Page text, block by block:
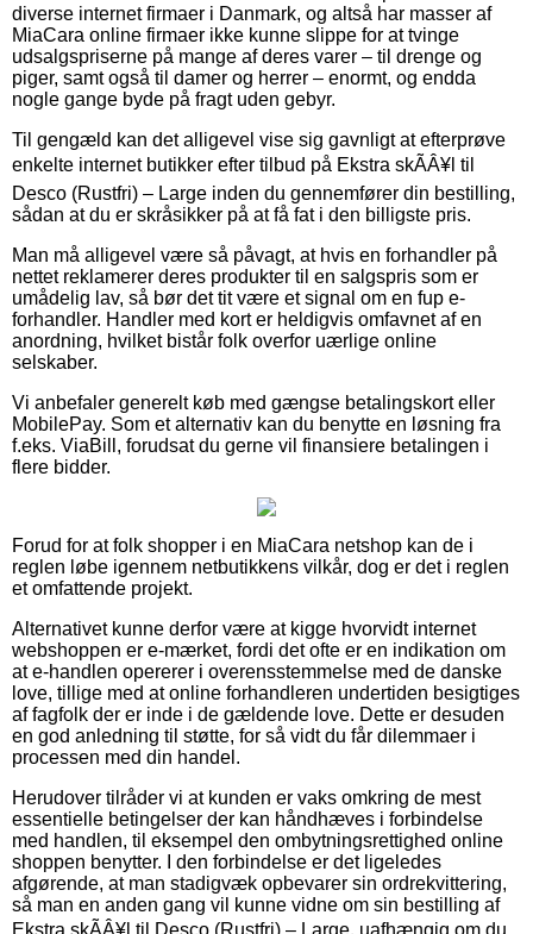
diverse internet firmaer i Danmark, og altså har masser af
MiaCara online firmaer ikke kunne slippe for at tvinge
udsalgspriserne på mange af deres varer – til drenge og
piger, samt også til damer og herrer – enormt, og endda
nogle gange byde på fragt uden gebyr.
Til gengæld kan det alligevel vise sig gavnligt at efterprøve
enkelte internet butikker efter tilbud på Ekstra skÃÂ¥l til
Desco (Rustfri) – Large inden du gennemfører din bestilling,
sådan at du er skråsikker på at få fat i den billigste pris.
Man må alligevel være så påvagt, at hvis en forhandler på
nettet reklamerer deres produkter til en salgspris som er
umådelig lav, så bør det tit være et signal om en fup e-
forhandler. Handler med kort er heldigvis omfavnet af en
anordning, hvilket bistår folk overfor uærlige online
selskaber.
Vi anbefaler generelt køb med gængse betalingskort eller
MobilePay. Som et alternativ kan du benytte en løsning fra
f.eks. ViaBill, forudsat du gerne vil finansiere betalingen i
flere bidder.
Forud for at folk shopper i en MiaCara netshop kan de i
reglen løbe igennem netbutikkens vilkår, dog er det i reglen
et omfattende projekt.
Alternativet kunne derfor være at kigge hvorvidt internet
webshoppen er e-mærket, fordi det ofte er en indikation om
at e-handlen opererer i overensstemmelse med de danske
love, tillige med at online forhandleren undertiden besigtiges
af fagfolk der er inde i de gældende love. Dette er desuden
en god anledning til støtte, for så vidt du får dilemmaer i
processen med din handel.
Herudover tilråder vi at kunden er vaks omkring de mest
essentielle betingelser der kan håndhæves i forbindelse
med handlen, til eksempel den ombytningsrettighed online
shoppen benytter. I den forbindelse er det ligeledes
afgørende, at man stadigvæk opbevarer sin ordrekvittering,
så man en anden gang vil kunne vidne om sin bestilling af
Ekstra skÃÂ¥l til Desco (Rustfri) – Large, uafhængig om du